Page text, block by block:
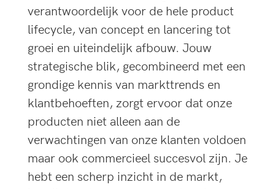
verantwoordelijk voor de hele product
lifecycle, van concept en lancering tot
groei en uiteindelijk afbouw. Jouw
strategische blik, gecombineerd met een
grondige kennis van markttrends en
klantbehoeften, zorgt ervoor dat onze
producten niet alleen aan de
verwachtingen van onze klanten voldoen
maar ook commercieel succesvol zijn. Je
hebt een scherp inzicht in de markt,